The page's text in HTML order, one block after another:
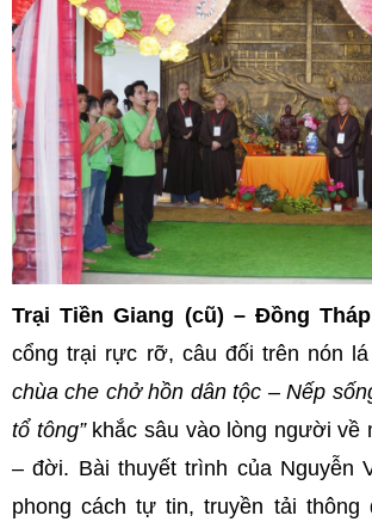
Trại Tiền Giang (cũ) – Đồng
cổng trại rực rỡ, câu đối trên nón
chùa che chở hồn dân tộc – Nếp
tổ tông”khắc sâu vào lòng người về
– đời. Bài thuyết trình của Nguyễn
phong cách tự tin, truyền tải thông